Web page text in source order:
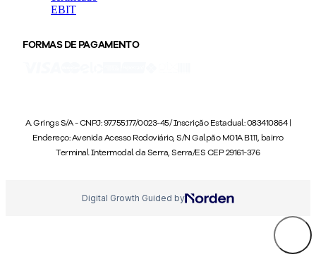
FORMAS DE PAGAMENTO
A. Grings S/A - CNPJ: 97.755.177/0023-45/ Inscrição Estadual: 083410864 |
Endereço: Avenida Acesso Rodoviário, S/N Galpão M01A B1.11, bairro
Terminal Intermodal da Serra, Serra/ES CEP 29161-376
Digital Growth Guided by